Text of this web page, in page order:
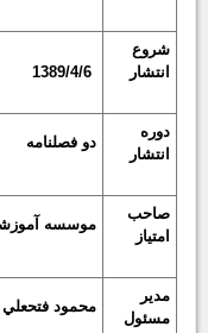
شروع
انتشار
دوره
انتشار
دو فصلنامه
صاحب
امتياز
موسسه
مدير
مسئول
محمود فتحعلي